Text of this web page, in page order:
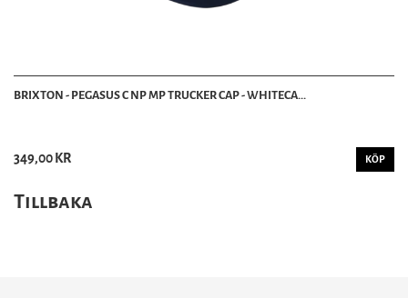
BRIXTON - PEGASUS C NP MP TRUCKER CAP - WHITECA...
349,00 KR KÖP
Tillbaka